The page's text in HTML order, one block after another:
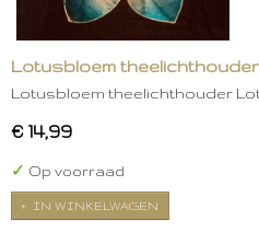
Lotusbloem
Lotusbloem theelichthouder
€ 14,99
✓ Op voorraad
IN WINKELWAGEN